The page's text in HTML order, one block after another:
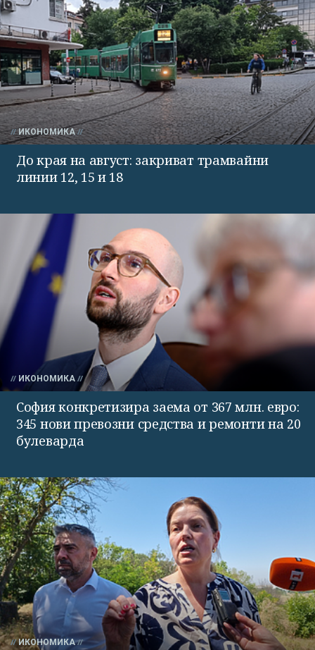
ИКОНОМИКА
До края на август: закриват трамвайни
линии 12, 15 и 18
ИКОНОМИКА
София конкретизира заема от 367 млн. евро:
345 нови превозни средства и ремонти на 20
булеварда
ИКОНОМИКА